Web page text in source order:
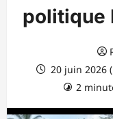
politique
20 juin 2026
2